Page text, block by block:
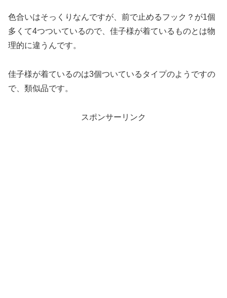
色合いはそっくりなんですが、前で止めるフック？が1個
多くて4つついているので、佳子様が着ているものとは物
理的に違うんです。
佳子様が着ているのは3個ついているタイプのようですの
で、類似品です。
スポンサーリンク